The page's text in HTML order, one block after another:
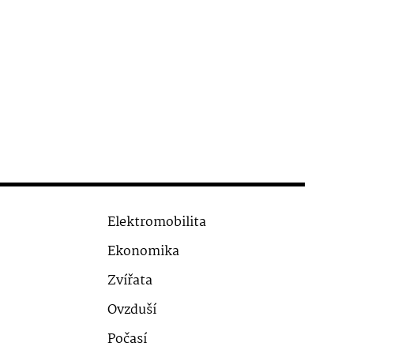
Elektromobilita
Ekonomika
Zvířata
Ovzduší
Počasí